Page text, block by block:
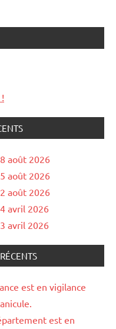
août 2026
août 2026
août 2026
avril 2026
avril 2026
est en vigilance
est en